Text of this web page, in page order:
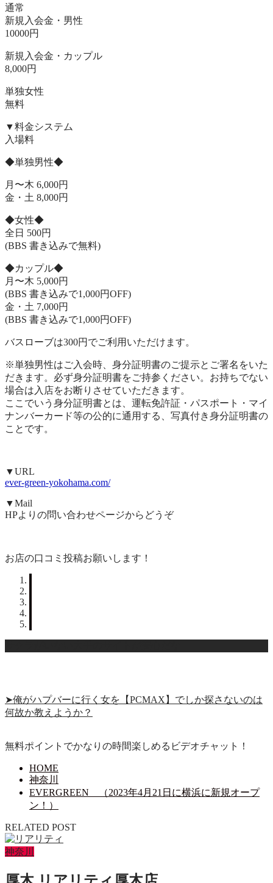
通常
新規入会金・男性
​10000円
新規入会金・カップル
​8,000円
単独女性
無料
▼料金システム
入場料
◆単独男性◆
月〜木 6,000円
金・土 8,000円
◆女性◆
全日 500円
(BBS 書き込みで無料)
◆カップル◆
月〜木 5,000円
(BBS 書き込みで1,000円OFF)
金・土 7,000円
(BBS 書き込みで1,000円OFF)
バスローブは300円でご利用いただけます。
※単独男性はご入会時、身分証明書のご提示とご署名をいた
だきます。必ず身分証明書をご持参ください。お持ちでない
場合は入店をお断りさせていただきます。
ここでいう身分証明書とは、運転免許証・パスポート・マイ
ナンバーカード等の公的に通用する、写真付き身分証明書の
ことです。
▼URL
ever-green-yokohama.com/
▼Mail
HPよりの問い合わせページからどうぞ
お店の口コミ投稿お願いします！
➤俺がハプバーに行く女を【PCMAX】でしか探さないのは
何故か教えようか？
無料ポイントでかなりの時間楽しめるビデオチャット！
HOME
神奈川
EVERGREEN （2023年4月21日に横浜に新規オープ
ン！）
RELATED POST
神奈川